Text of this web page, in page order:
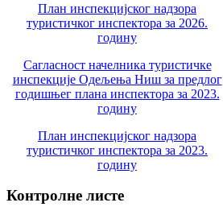
План инспекцијског надзора
туристичког инспектора за 2026.
годину
Сагласност начелника туристичке
инспекције Одељења Ниш за предлог
годишњег плана инспектора за 2023.
годину
План инспекцијског надзора
туристичког инспектора за 2023.
годину
Контролне листе